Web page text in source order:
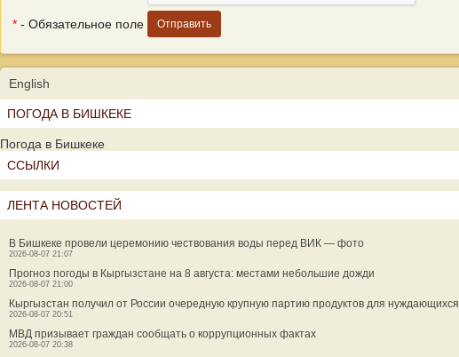
* - Обязательное поле
English
ПОГОДА В БИШКЕКЕ
Погода в Бишкеке
ССЫЛКИ
ЛЕНТА НОВОСТЕЙ
В Бишкеке провели церемонию чествования воды перед ВИК — фото
2026-08-07 21:07
Прогноз погоды в Кыргызстане на 8 августа: местами небольшие дожди
2026-08-07 21:00
Кыргызстан получил от России очередную крупную партию продуктов для нуждающихся
2026-08-07 20:51
МВД призывает граждан сообщать о коррупционных фактах
2026-08-07 20:38